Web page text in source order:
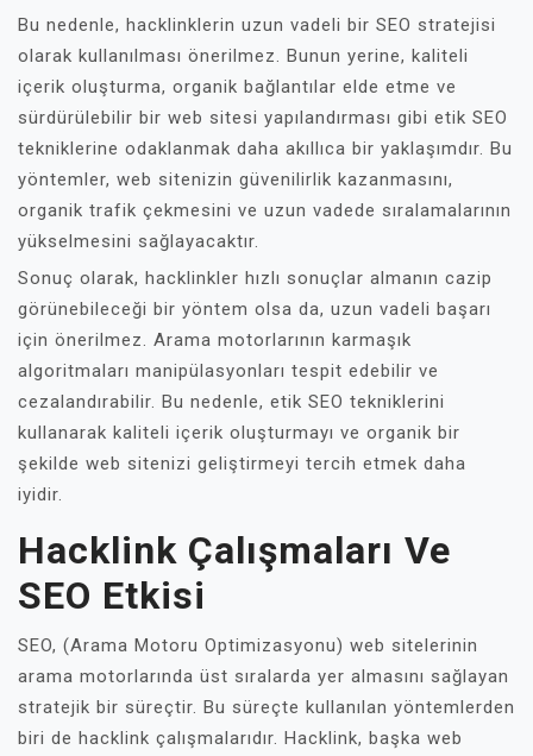
Bu nedenle, hacklinklerin uzun vadeli bir SEO stratejisi
olarak kullanılması önerilmez. Bunun yerine, kaliteli
içerik oluşturma, organik bağlantılar elde etme ve
sürdürülebilir bir web sitesi yapılandırması gibi etik SEO
tekniklerine odaklanmak daha akıllıca bir yaklaşımdır. Bu
yöntemler, web sitenizin güvenilirlik kazanmasını,
organik trafik çekmesini ve uzun vadede sıralamalarının
yükselmesini sağlayacaktır.
Sonuç olarak, hacklinkler hızlı sonuçlar almanın cazip
görünebileceği bir yöntem olsa da, uzun vadeli başarı
için önerilmez. Arama motorlarının karmaşık
algoritmaları manipülasyonları tespit edebilir ve
cezalandırabilir. Bu nedenle, etik SEO tekniklerini
kullanarak kaliteli içerik oluşturmayı ve organik bir
şekilde web sitenizi geliştirmeyi tercih etmek daha
iyidir.
Hacklink Çalışmaları Ve
SEO Etkisi
SEO, (Arama Motoru Optimizasyonu) web sitelerinin
arama motorlarında üst sıralarda yer almasını sağlayan
stratejik bir süreçtir. Bu süreçte kullanılan yöntemlerden
biri de hacklink çalışmalarıdır. Hacklink, başka web